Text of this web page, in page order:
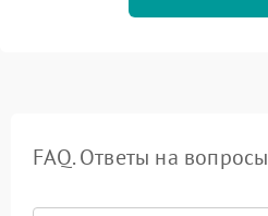
FAQ. Ответы на вопросы